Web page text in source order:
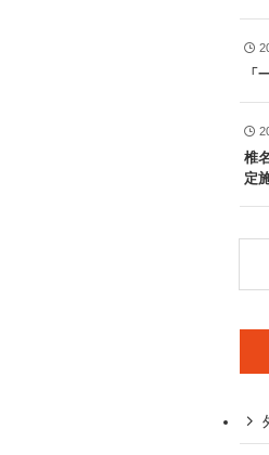
「
椎
定